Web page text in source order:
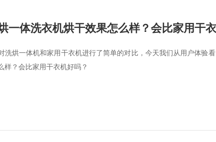
洗烘一体机和家用干衣机进行了简单的对比，今天我们从用户体验
样？会比家用干衣机好吗？